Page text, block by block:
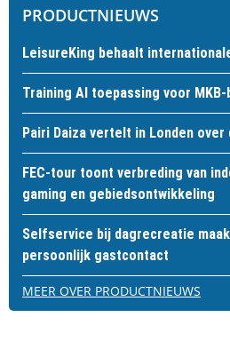
PRODUCTNIEUWS
LeisureKing behaalt
Training AI toepassing voor
Pairi Daiza vertelt in Londen over
FEC-tour toont verbreding van
gaming en gebiedsontwikkeling
Selfservice bij dagrecreatie
persoonlijk gastcontact
MEER OVER PRODUCTNIEUWS